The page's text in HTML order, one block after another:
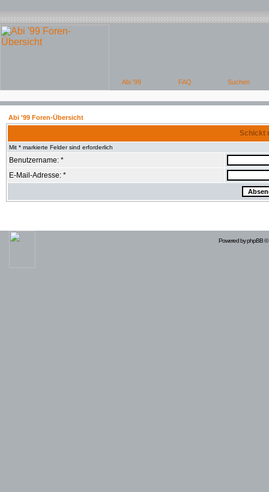
Abi '99 Foren-Übersicht
Schickt
Mit * markierte Felder sind erforderlich
Benutzername: *
E-Mail-Adresse: *
Powered byphpBB©